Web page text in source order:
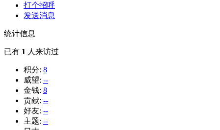
打个招呼
发送消息
统计信息
已有 1 人来访过
积分: 8
威望: --
金钱: 8
贡献: --
好友: --
主题: --